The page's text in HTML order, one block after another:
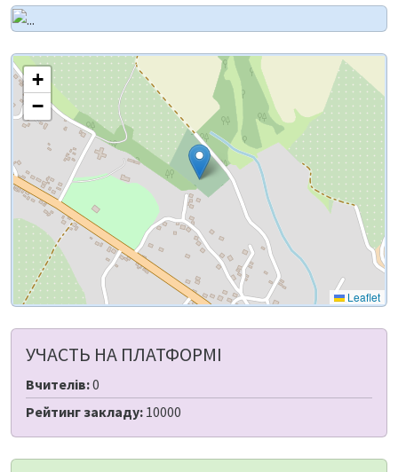
+
−
Leaflet
УЧАСТЬ НА ПЛАТФОРМІ
Вчителів:0
Рейтинг закладу: 10000